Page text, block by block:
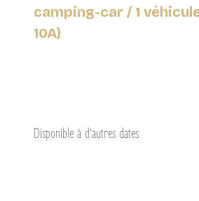
camping-car / 1
10A)
Disponible à d’autres dates